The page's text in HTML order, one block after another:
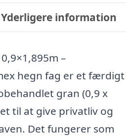
Yderligere information
–
hegn fag er et færdigt
gran (0,9 x
til at give privatliv og
Det fungerer som